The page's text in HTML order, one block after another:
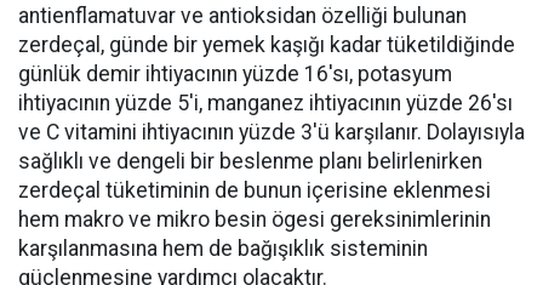
antienflamatuvar ve antioksidan özelliği bulunan
zerdeçal, günde bir yemek kaşığı kadar tüketildiğinde
günlük demir ihtiyacının yüzde 16'sı, potasyum
ihtiyacının yüzde 5'i, manganez ihtiyacının yüzde 26'sı
ve C vitamini ihtiyacının yüzde 3'ü karşılanır. Dolayısıyla
sağlıklı ve dengeli bir beslenme planı belirlenirken
zerdeçal tüketiminin de bunun içerisine eklenmesi
hem makro ve mikro besin ögesi gereksinimlerinin
karşılanmasına hem de bağışıklık sisteminin
güçlenmesine yardımcı olacaktır.